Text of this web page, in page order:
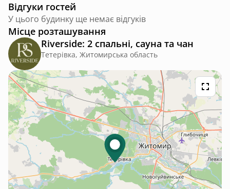
Відгуки гостей
У цього будинку ще немає відгуків
Місце розташування
Riverside: 2 спальні, сауна та чан
Тетерівка, Житомирська область